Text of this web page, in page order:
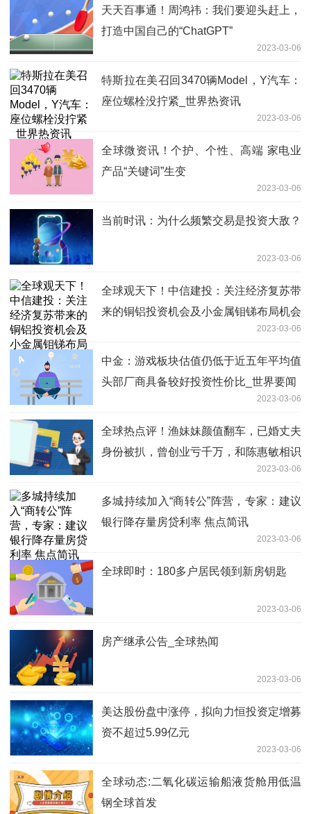
天天百事通！周鸿祎：我们要迎头赶上，
打造中国自己的“ChatGPT”
2023-03-06
特斯拉在美召回3470辆Model，Y汽车：
座位螺栓没拧紧_世界热资讯
2023-03-06
全球微资讯！个护、个性、高端 家电业
产品“关键词”生变
2023-03-06
当前时讯：为什么频繁交易是投资大敌？
2023-03-06
全球观天下！中信建投：关注经济复苏带
来的铜铝投资机会及小金属钼锑布局机会
2023-03-06
中金：游戏板块估值仍低于近五年平均值
头部厂商具备较好投资性价比_世界要闻
2023-03-06
全球热点评！渔妹妹颜值翻车，已婚丈夫
身份被扒，曾创业亏千万，和陈惠敏相识
2023-03-06
多城持续加入“商转公”阵营，专家：建议
银行降存量房贷利率 焦点简讯
2023-03-06
全球即时：180多户居民领到新房钥匙
2023-03-06
房产继承公告_全球热闻
2023-03-06
美达股份盘中涨停，拟向力恒投资定增募
资不超过5.99亿元
2023-03-06
全球动态:二氧化碳运输船液货舱用低温
钢全球首发